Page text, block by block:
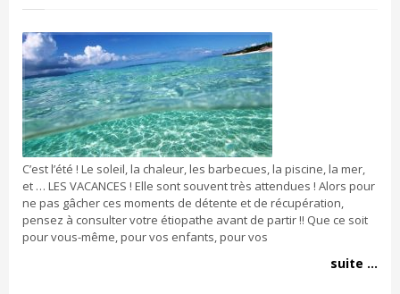
C’est l’été ! Le soleil, la chaleur, les barbecues, la piscine, la mer,
et … LES VACANCES ! Elle sont souvent très attendues ! Alors pour
ne pas gâcher ces moments de détente et de récupération,
pensez à consulter votre étiopathe avant de partir !! Que ce soit
pour vous-même, pour vos enfants, pour vos
suite ...